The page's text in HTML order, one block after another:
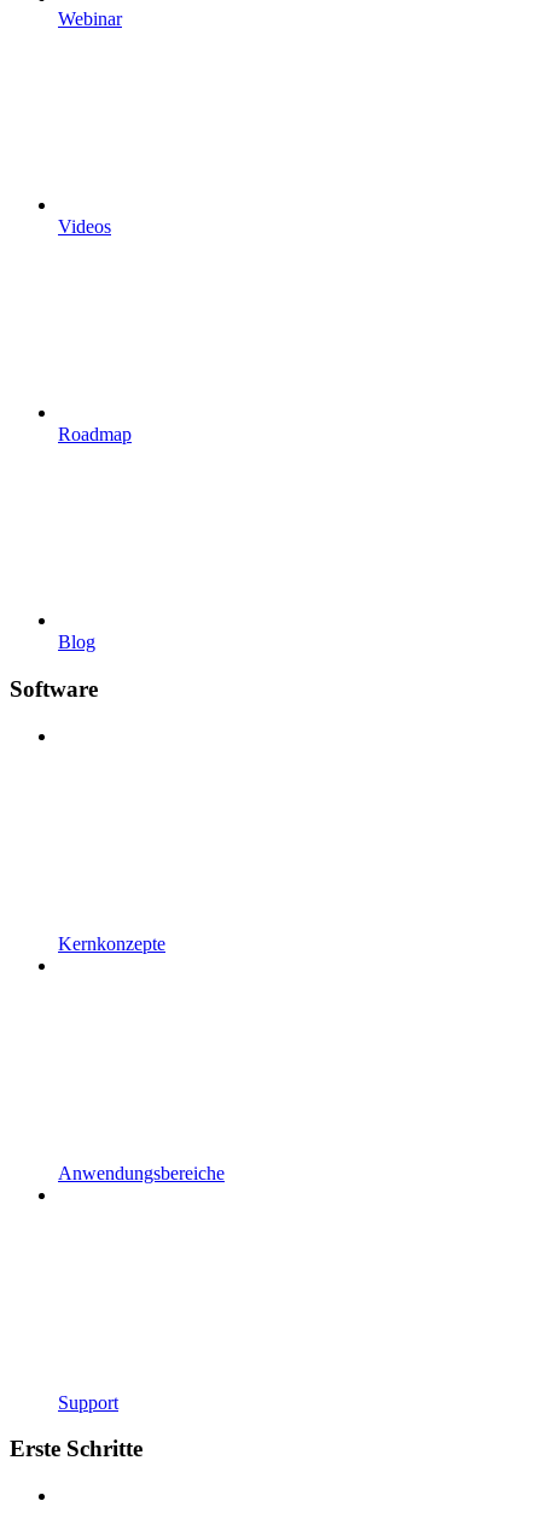
Webinar
Videos
Roadmap
Blog
Software
Kernkonzepte
Anwendungsbereiche
Support
Erste Schritte